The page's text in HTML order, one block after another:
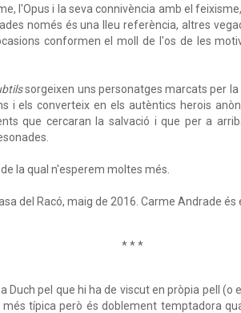
l'Opus i la seva connivència amb el
només és una lleu referència, altres
conformen el moll de l'os de les
sorgeixen uns personatges marcats per la
i els converteix en els autèntics herois
que cercaran la salvació i que per a
la qual n'esperem moltes més.
del Racó, maig de 2016. Carme Andrade és
* * *
Duch pel que hi ha de viscut en pròpia pell (o
més típica però és doblement temptadora